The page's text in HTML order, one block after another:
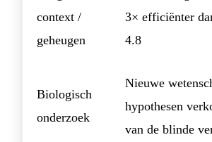
context /
geheugen
3× efficiënter
4.8
Biologisch
onderzoek
Nieuwe
hypothesen
van de blinde